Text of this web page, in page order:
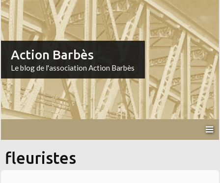
Action Barbès
Le blog de l'association Action Barbès
fleuristes